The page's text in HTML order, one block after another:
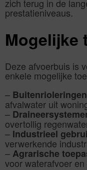
zich terug in de
prestatieniveaus.
Mogelijke
Deze afvoerbuis is
enkele mogelijke
– Buitenrioleringen
afvalwater uit
–
overtollig
– Industrieel
verwerkende
– Agrarische
voor waterafvoer en